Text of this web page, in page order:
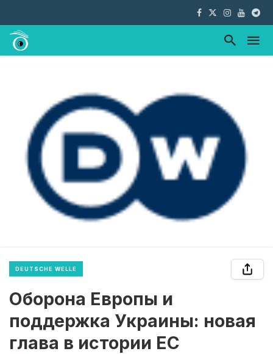
DEUTSCHE WELLE
Оборона Европы и
поддержка Украины: новая
глава в истории ЕС